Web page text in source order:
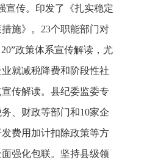
宣传。印发了《扎实稳定
施》。23个职能部门对
政策体系宣传解读，尤
就减税降费和阶段性社
传解读。县纪委监委专
、财政等部门和10家企
费用加计扣除政策等方
强化包联。坚持县级领